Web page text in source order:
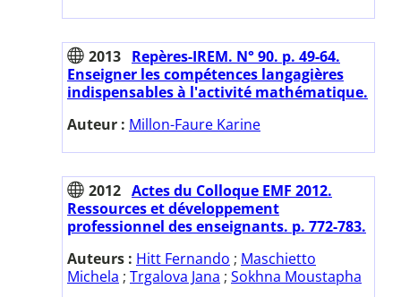
2013 Repères-IREM. N° 90. p. 49-64.
Enseigner les compétences langagières
indispensables à l'activité mathématique.
Auteur : Millon-Faure Karine
2012 Actes du Colloque EMF 2012.
Ressources et développement
professionnel des enseignants. p. 772-783.
Auteurs : Hitt Fernando ; Maschietto
Michela ; Trgalova Jana ; Sokhna Moustapha